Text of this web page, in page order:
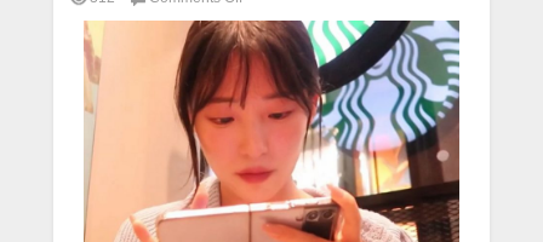
내
친
구
가
그
년
랑